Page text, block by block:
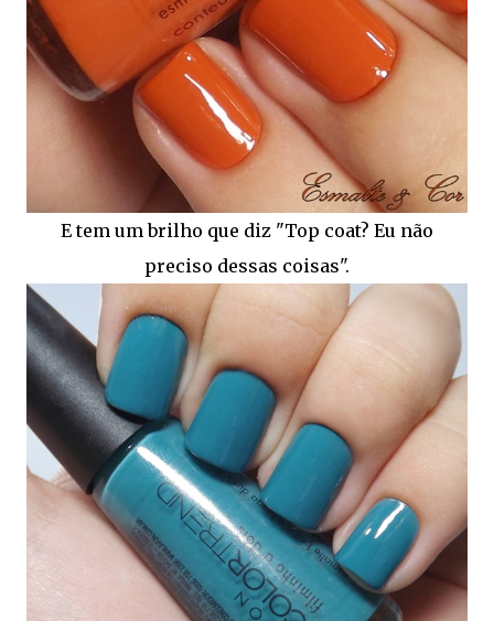
E tem um brilho que diz "Top coat? Eu não
preciso dessas coisas".